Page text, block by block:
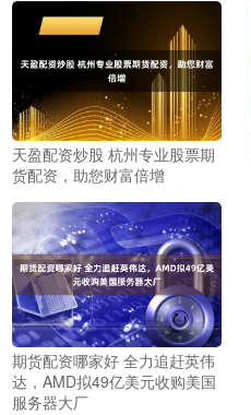
天盈配资炒股 杭州专业股票期
货配资，助您财富倍增
期货配资哪家好 全力追赶英伟
达，AMD拟49亿美元收购美国
服务器大厂